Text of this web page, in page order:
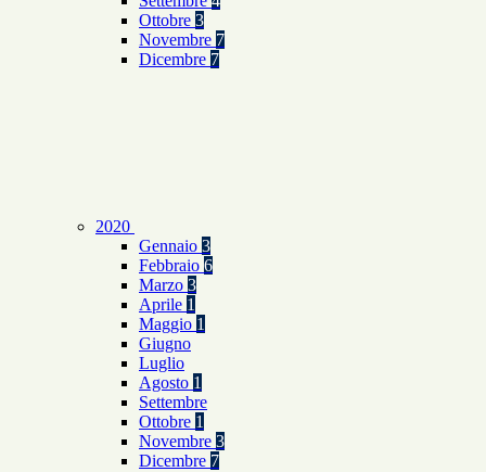
Ottobre 3
Novembre 7
Dicembre 7
2020
Gennaio 3
Febbraio 6
Marzo 3
Aprile 1
Maggio 1
Giugno
Luglio
Agosto 1
Settembre
Ottobre 1
Novembre 3
Dicembre 7